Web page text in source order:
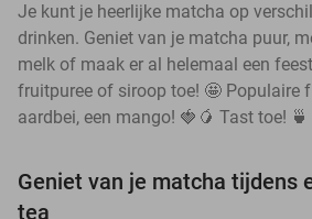
Je kunt je heerlijke matcha op
drinken. Geniet van je matcha puur,
melk of maak er al helemaal een
fruitpuree of siroop toe! 🤩 Populaire
aardbei, een mango! 🍓🥭 Tast toe! 🍵
Geniet van je matcha tijdens
tea